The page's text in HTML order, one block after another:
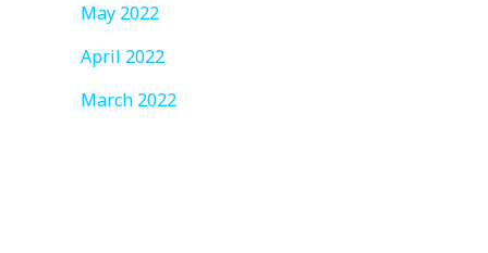
May 2022
April 2022
March 2022